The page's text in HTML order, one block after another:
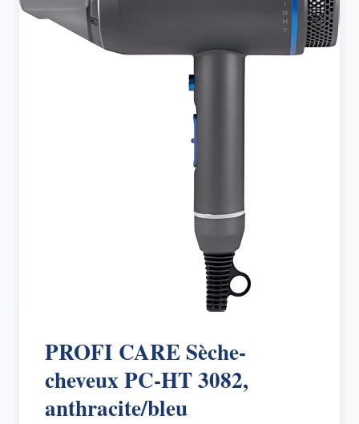
PROFI CARE Sèche-
cheveux PC-HT 3082,
anthracite/bleu